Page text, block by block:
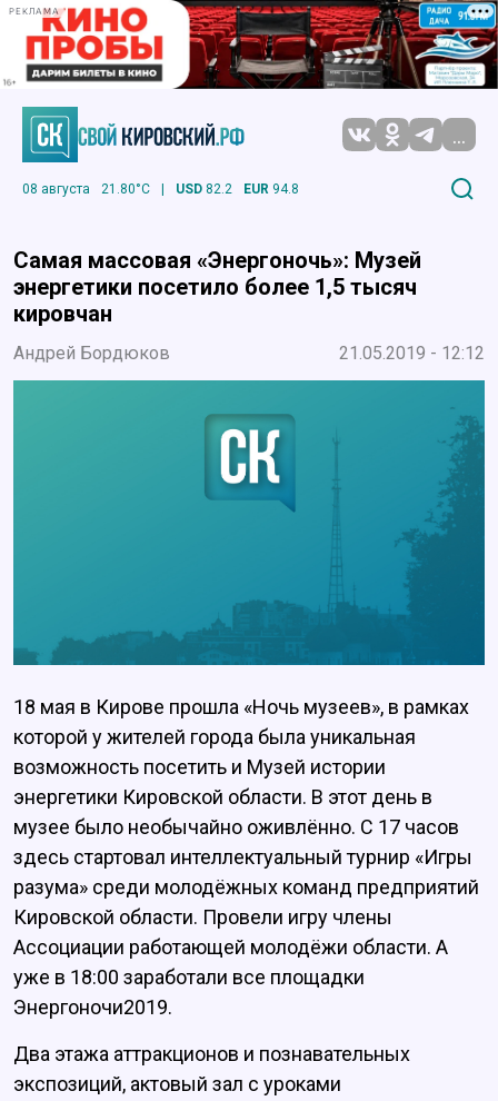
РЕКЛАМА
...
08 августа 21.80°C | USD 82.2 EUR 94.8
Самая массовая «Энергоночь»: Музей
энергетики посетило более 1,5 тысяч
кировчан
Андрей Бордюков 21.05.2019 - 12:12
18 мая в Кирове прошла «Ночь музеев», в рамках
которой у жителей города была уникальная
возможность посетить и Музей истории
энергетики Кировской области. В этот день в
музее было необычайно оживлённо. С 17 часов
здесь стартовал интеллектуальный турнир «Игры
разума» среди молодёжных команд предприятий
Кировской области. Провели игру члены
Ассоциации работающей молодёжи области. А
уже в 18:00 заработали все площадки
Энергоночи2019.
Два этажа аттракционов и познавательных
экспозиций, актовый зал с уроками